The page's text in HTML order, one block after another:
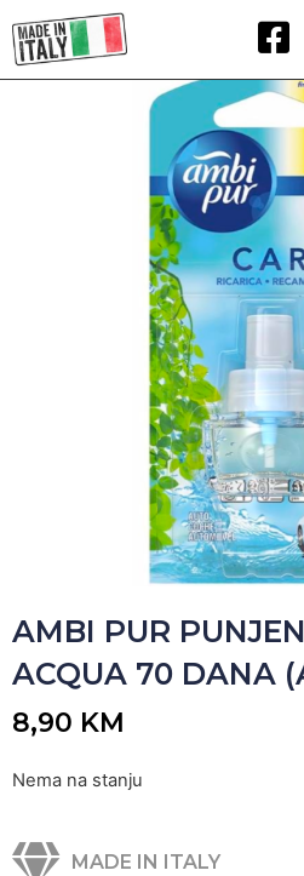
AMBI PUR
ACQUA 70 DANA
8,90 KM
Nema na stanju
MADE IN ITALY